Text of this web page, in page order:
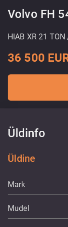
Volvo FH
HIAB XR 21
36 500
Üldinfo
Üldine
Mark
Mudel